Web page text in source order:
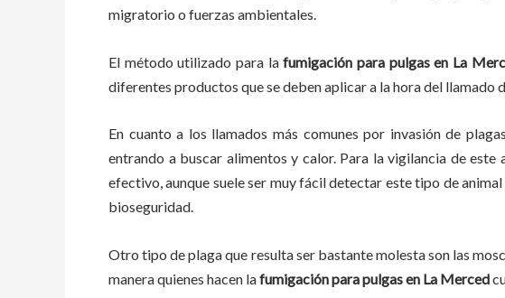
migratorio o fuerzas ambientales.
El método utilizado para lafumigación para pulgas en La
diferentes productos que se deben aplicar a la hora del llamado
En cuanto a los llamados más comunes por invasión de
entrando a buscar alimentos y calor. Para la vigilancia de
efectivo, aunque suele ser muy fácil detectar este tipo de
bioseguridad.
Otro tipo de plaga que resulta ser bastante molesta son las
manera quienes hacen lafumigación para pulgas en La Merced